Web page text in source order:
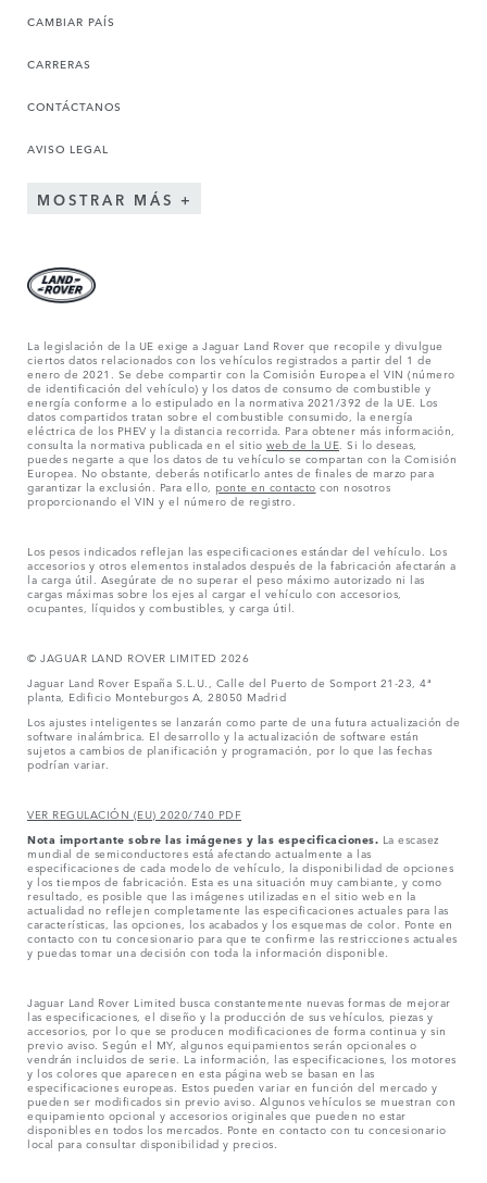
CAMBIAR PAÍS
CARRERAS
CONTÁCTANOS
AVISO LEGAL
MOSTRAR MÁS
La legislación de la UE exige a Jaguar Land Rover que recopile y divulgue
ciertos datos relacionados con los vehículos registrados a partir del 1 de
enero de 2021. Se debe compartir con la Comisión Europea el VIN (número
de identificación del vehículo) y los datos de consumo de combustible y
energía conforme a lo estipulado en la normativa 2021/392 de la UE. Los
datos compartidos tratan sobre el combustible consumido, la energía
eléctrica de los PHEV y la distancia recorrida. Para obtener más información,
consulta la normativa publicada en el sitio web de la UE. Si lo deseas,
puedes negarte a que los datos de tu vehículo se compartan con la Comisión
Europea. No obstante, deberás notificarlo antes de finales de marzo para
garantizar la exclusión. Para ello, ponte en contacto con nosotros
proporcionando el VIN y el número de registro.
Los pesos indicados reflejan las especificaciones estándar del vehículo. Los
accesorios y otros elementos instalados después de la fabricación afectarán a
la carga útil. Asegúrate de no superar el peso máximo autorizado ni las
cargas máximas sobre los ejes al cargar el vehículo con accesorios,
ocupantes, líquidos y combustibles, y carga útil.
© JAGUAR LAND ROVER LIMITED 2026
Jaguar Land Rover España S.L.U., Calle del Puerto de Somport 21-23, 4ª
planta, Edificio Monteburgos A, 28050 Madrid
Los ajustes inteligentes se lanzarán como parte de una futura actualización de
software inalámbrica. El desarrollo y la actualización de software están
sujetos a cambios de planificación y programación, por lo que las fechas
podrían variar.
VER REGULACIÓN (EU) 2020/740 PDF
Nota importante sobre las imágenes y las especificaciones. La escasez
mundial de semiconductores está afectando actualmente a las
especificaciones de cada modelo de vehículo, la disponibilidad de opciones
y los tiempos de fabricación. Esta es una situación muy cambiante, y como
resultado, es posible que las imágenes utilizadas en el sitio web en la
actualidad no reflejen completamente las especificaciones actuales para las
características, las opciones, los acabados y los esquemas de color. Ponte en
contacto con tu concesionario para que te confirme las restricciones actuales
y puedas tomar una decisión con toda la información disponible.
Jaguar Land Rover Limited busca constantemente nuevas formas de mejorar
las especificaciones, el diseño y la producción de sus vehículos, piezas y
accesorios, por lo que se producen modificaciones de forma continua y sin
previo aviso. Según el MY, algunos equipamientos serán opcionales o
vendrán incluidos de serie. La información, las especificaciones, los motores
y los colores que aparecen en esta página web se basan en las
especificaciones europeas. Estos pueden variar en función del mercado y
pueden ser modificados sin previo aviso. Algunos vehículos se muestran con
equipamiento opcional y accesorios originales que pueden no estar
disponibles en todos los mercados. Ponte en contacto con tu concesionario
local para consultar disponibilidad y precios.